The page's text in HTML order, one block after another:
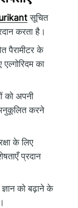
सूचित
करता है।
पैरामीटर के
का
को अपनी
करने
के लिए
प्रदान
को बढ़ाने के